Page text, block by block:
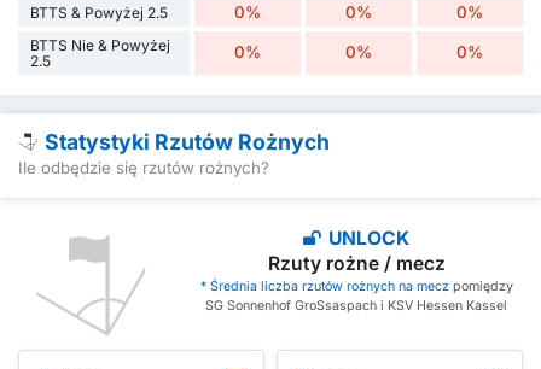
BTTS & Powyżej 2.5 0% 0% 0%
BTTS Nie & Powyżej
2.5
0% 0% 0%
Statystyki Rzutów Rożnych
Ile odbędzie się rzutów rożnych?
UNLOCK
Rzuty rożne / mecz
* Średnia liczba rzutów rożnych na meczpomiędzy
SG Sonnenhof GroSsaspach i KSV Hessen Kassel